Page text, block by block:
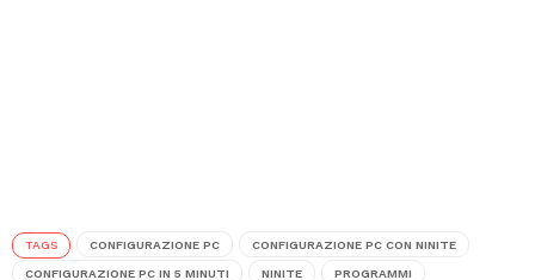
TAGS CONFIGURAZIONE PC CONFIGURAZIONE PC CON NINITE
CONFIGURAZIONE PC IN 5 MINUTI NINITE PROGRAMMI